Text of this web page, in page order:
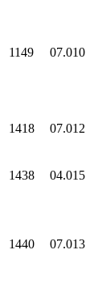
1149 07.010
1418 07.012
1438 04.015
1440 07.013